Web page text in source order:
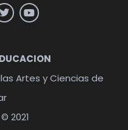
Artes y Ciencias de
2021